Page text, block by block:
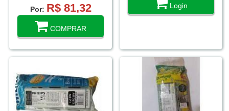
Por: R$ 81,32
COMPRAR
Login